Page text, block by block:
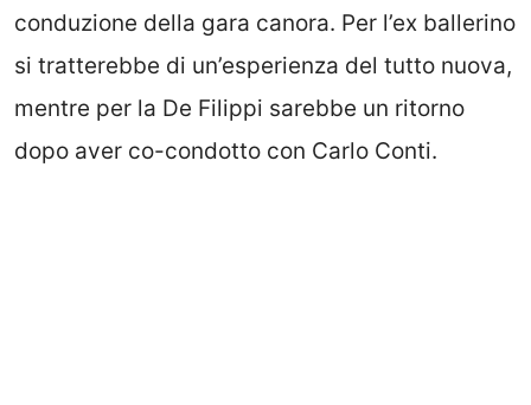
conduzione della gara canora. Per l’ex ballerino
si tratterebbe di un’esperienza del tutto nuova,
mentre per la De Filippi sarebbe un ritorno
dopo aver co-condotto con Carlo Conti.